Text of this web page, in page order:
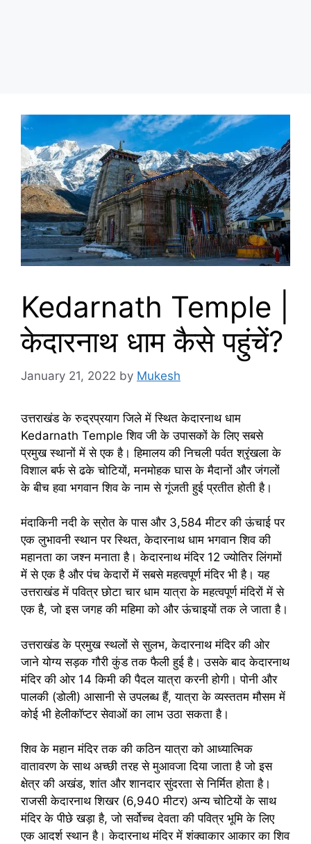
Kedarnath Temple |
केदारनाथ धाम कैसे पहुंचें?
January 21, 2022 by Mukesh
उत्तराखंड के रुद्रप्रयाग जिले में स्थित केदारनाथ धाम
Kedarnath Temple शिव जी के उपासकों के लिए सबसे
प्रमुख स्थानों में से एक है। हिमालय की निचली पर्वत श्रृंखला के
विशाल बर्फ से ढके चोटियों, मनमोहक घास के मैदानों और जंगलों
के बीच हवा भगवान शिव के नाम से गूंजती हुई प्रतीत होती है।
मंदाकिनी नदी के स्रोत के पास और 3,584 मीटर की ऊंचाई पर
एक लुभावनी स्थान पर स्थित, केदारनाथ धाम भगवान शिव की
महानता का जश्न मनाता है। केदारनाथ मंदिर 12 ज्योतिर लिंगमों
में से एक है और पंच केदारों में सबसे महत्वपूर्ण मंदिर भी है। यह
उत्तराखंड में पवित्र छोटा चार धाम यात्रा के महत्वपूर्ण मंदिरों में से
एक है, जो इस जगह की महिमा को और ऊंचाइयों तक ले जाता है।
उत्तराखंड के प्रमुख स्थलों से सुलभ, केदारनाथ मंदिर की ओर
जाने योग्य सड़क गौरी कुंड तक फैली हुई है। उसके बाद केदारनाथ
मंदिर की ओर 14 किमी की पैदल यात्रा करनी होगी। पोनी और
पालकी (डोली) आसानी से उपलब्ध हैं, यात्रा के व्यस्ततम मौसम में
कोई भी हेलीकॉप्टर सेवाओं का लाभ उठा सकता है।
शिव के महान मंदिर तक की कठिन यात्रा को आध्यात्मिक
वातावरण के साथ अच्छी तरह से मुआवजा दिया जाता है जो इस
क्षेत्र की अखंड, शांत और शानदार सुंदरता से निर्मित होता है।
राजसी केदारनाथ शिखर (6,940 मीटर) अन्य चोटियों के साथ
मंदिर के पीछे खड़ा है, जो सर्वोच्च देवता की पवित्र भूमि के लिए
एक आदर्श स्थान है। केदारनाथ मंदिर में शंक्वाकार आकार का शिव